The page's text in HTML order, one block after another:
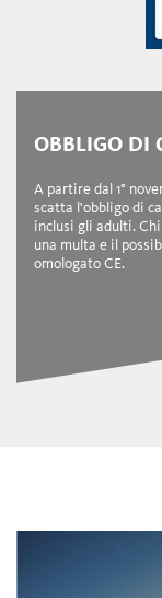
OBBLIGO DI
A partire dal 1°
scatta l'obbligo di
inclusi gli adulti.
una multa e il
omologato CE.